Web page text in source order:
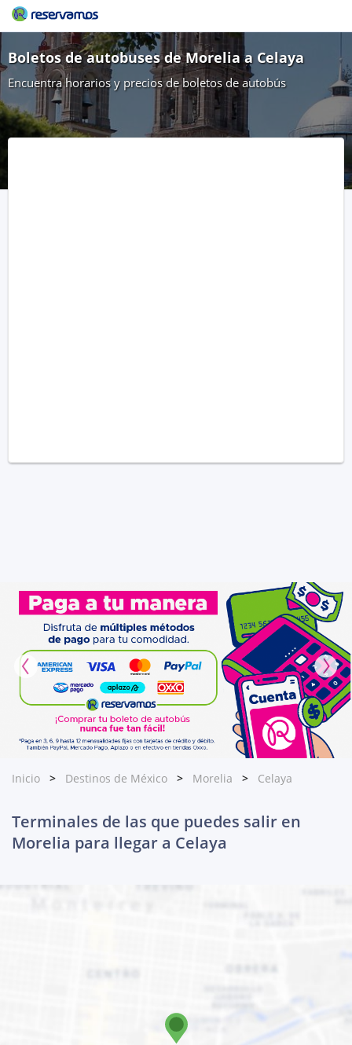
Boletos de autobuses de Morelia a Celaya
Encuentra horarios y precios de boletos de autobús
Inicio Destinos de México Morelia Celaya
Terminales de las que puedes salir en
Morelia para llegar a Celaya